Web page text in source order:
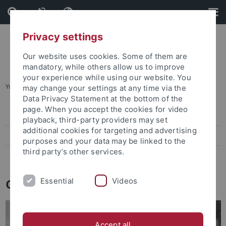
Skip
to
content
Skip
to
footer
You are here: Startseite ... Gleichstellung
Gleichstellungsbeauftragte
Team Equity
Beauftragte für Chancengleichheit
Gleichstellung
Privacy settings
Our website uses cookies. Some of them are
mandatory, while others allow us to improve
your experience while using our website. You
may change your settings at any time via the
Data Privacy Statement at the bottom of the
page. When you accept the cookies for video
playback, third-party providers may set
additional cookies for targeting and advertising
purposes and your data may be linked to the
third party’s other services.
Essential Videos